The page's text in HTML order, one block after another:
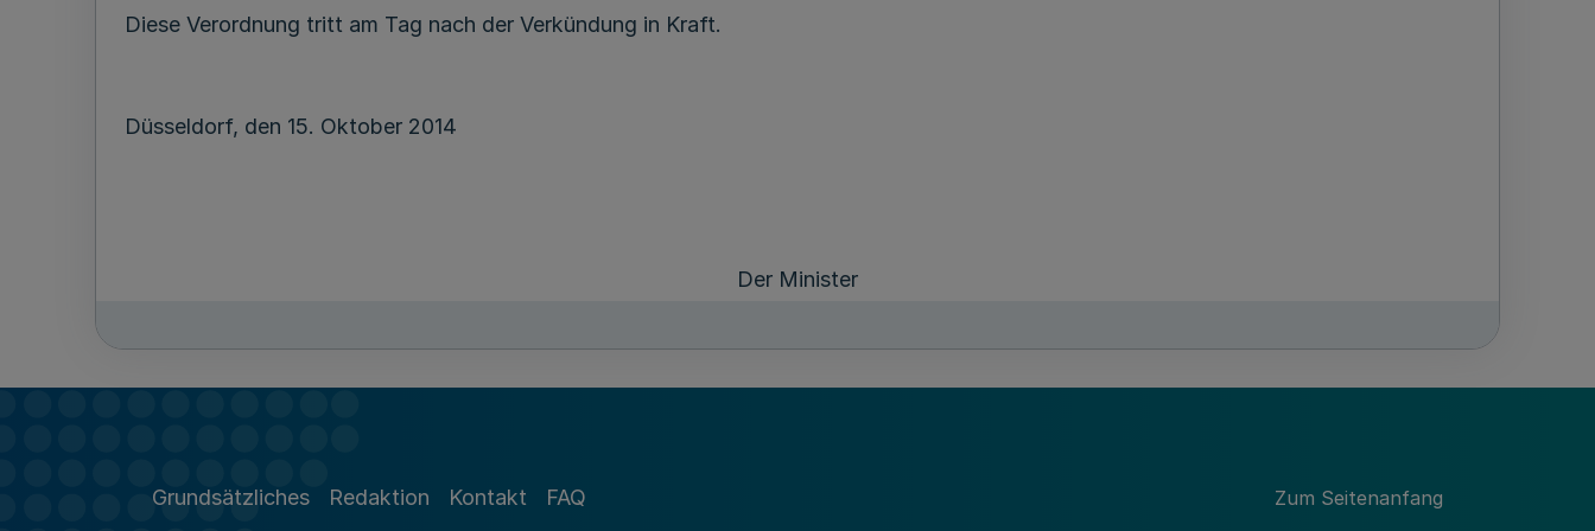
Diese Verordnung tritt am Tag nach der Verkündung in Kraft.
Düsseldorf, den 15. Oktober 2014
Der Minister
Michael G r o s c h e k
Grundsätzliches Redaktion Kontakt FAQ Zum Seitenanfang